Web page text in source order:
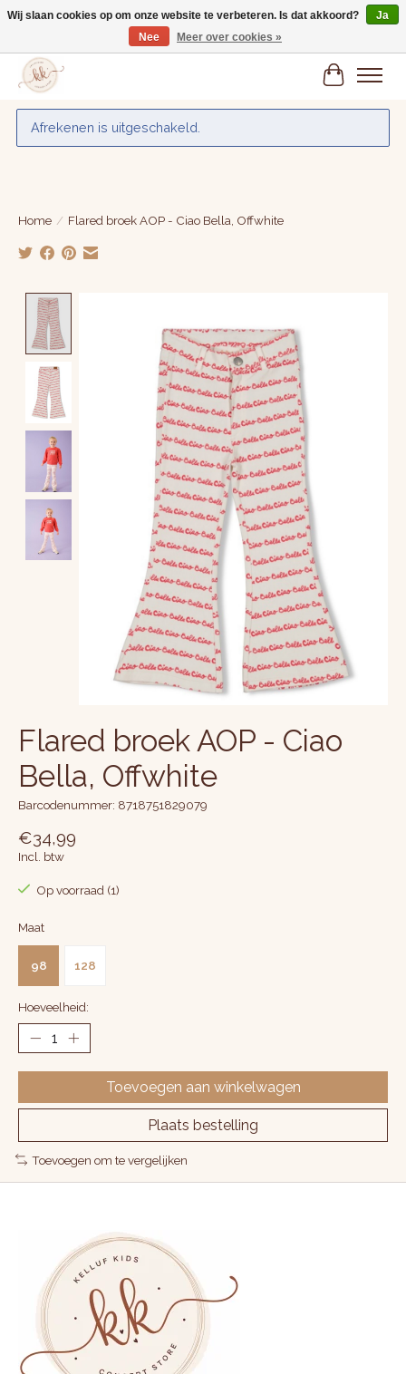
Gratis verzenden vanaf € 75,-
Afrekenen is uitgeschakeld.
Home / Flared broek AOP - Ciao Bella, Offwhite
Flared broek AOP - Ciao
Bella, Offwhite
Barcodenummer: 8718751829079
€34,99
Incl. btw
Op voorraad (1)
Maat
98 128
Hoeveelheid:
Toevoegen aan winkelwagen
Plaats bestelling
Toevoegen om te vergelijken
Wij slaan cookies op om onze website te verbeteren. Is dat akkoord?
Ja
Nee
Meer over cookies »